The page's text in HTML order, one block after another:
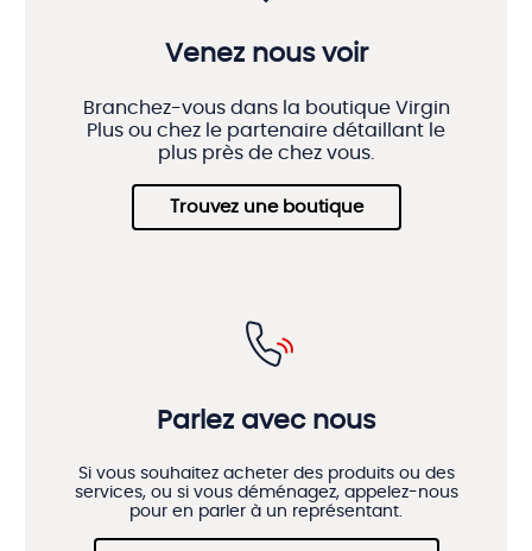
Venez nous voir
Branchez-vous dans la boutique Virgin
Plus ou chez le partenaire détaillant le
plus près de chez vous.
Trouvez une boutique
Parlez avec nous
Si vous souhaitez acheter des produits ou des
services, ou si vous déménagez, appelez-nous
pour en parler à un représentant.